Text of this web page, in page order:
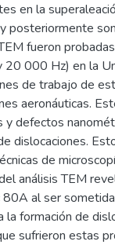
en la
posteriormente
fueron
000 Hz) en la
de trabajo de
aeronáuticas.
y defectos
dislocaciones.
de
análisis TEM
al ser
la formación de
sufrieron estas